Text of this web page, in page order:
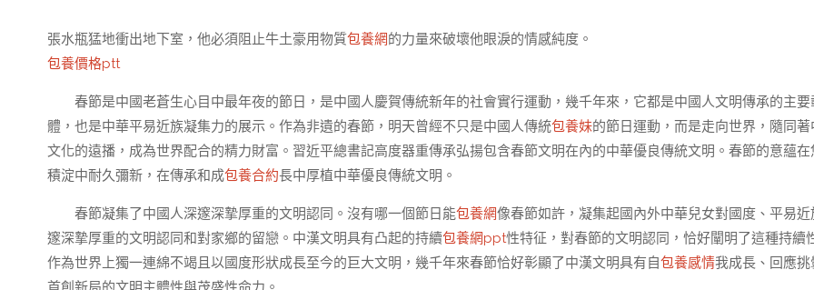
張水瓶猛地衝出地下室，他必須阻止牛土豪用物質包養網的力量來破壞他眼淚的情感純度。
包養價格ptt
春節是中國老蒼生心目中最年夜的節日，是中國人慶賀傳統新年的社會實行運動，幾千年來，它都是中國人文明傳承的主要
體，也是中華平易近族凝集力的展示。作為非遺的春節，明天曾經不只是中國人傳統包養妹的節日運動，而是走向世界，隨同著
文化的遠播，成為世界配合的精力財富。習近平總書記高度器重傳承弘揚包含春節文明在內的中華優良傳統文明。春節的意蘊在
積淀中耐久彌新，在傳承和成包養合約長中厚植中華優良傳統文明。
春節凝集了中國人深邃深摯厚重的文明認同。沒有哪一個節日能包養網像春節如許，凝集起國內外中華兒女對國度、平易近
邃深摯厚重的文明認同和對家鄉的留戀。中漢文明具有凸起的持續包養網ppt性特征，對春節的文明認同，恰好闡明了這種持續
作為世界上獨一連綿不竭且以國度形狀成長至今的巨大文明，幾千年來春節恰好彰顯了中漢文明具有自包養感情我成長、回應挑